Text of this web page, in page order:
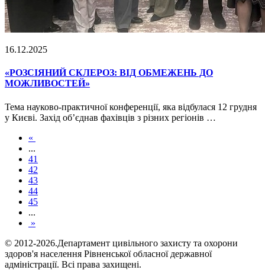
16.12.2025
«РОЗСІЯНИЙ СКЛЕРОЗ: ВІД ОБМЕЖЕНЬ ДО
МОЖЛИВОСТЕЙ»
Тема науково-практичної конференції, яка відбулася 12 грудня
у Києві. Захід об’єднав фахівців з різних регіонів …
«
...
41
42
43
44
45
...
»
© 2012-2026.Департамент цивільного захисту та охорони
здоров'я населення Рівненської обласної державної
адміністрації. Всі права захищені.